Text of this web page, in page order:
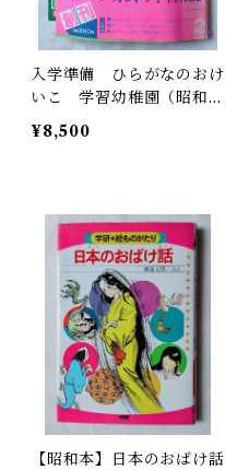
入学準備 ひらがなのおけ
いこ 学習幼稚園（昭和5
8年）
¥8,500
【昭和本】日本のおばけ話